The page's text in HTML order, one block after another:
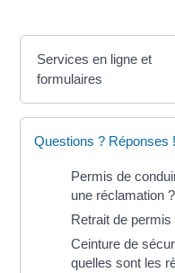
Services en ligne et
formulaires
Questions ? Réponses !
Permis de
une réclamation ?
Retrait de
Ceinture de
quelles sont les